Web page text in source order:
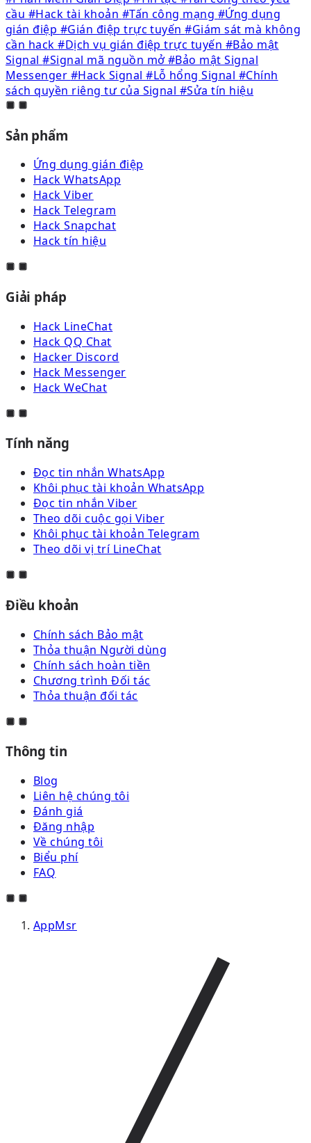
cầu #Hack tài khoản #Tấn công mạng #Ứng dụng
gián điệp #Gián điệp trực tuyến#Giám sát mà không
cần hack#Dịch vụ gián điệp trực tuyến #Bảo mật
Signal#Signal mã nguồn mở#Bảo mật Signal
Messenger #Hack Signal#Lỗ hổng Signal #Chính
sách quyền riêng tư của Signal #Sửa tín hiệu
Sản phẩm
Ứng dụng gián điệp
Hack WhatsApp
Hack Viber
Hack Telegram
Hack Snapchat
Hack tín hiệu
Giải pháp
Hack LineChat
Hack QQ Chat
Hacker Discord
Hack Messenger
Hack WeChat
Tính năng
Đọc tin nhắn WhatsApp
Khôi phục tài khoản WhatsApp
Đọc tin nhắn Viber
Theo dõi cuộc gọi Viber
Khôi phục tài khoản Telegram
Theo dõi vị trí LineChat
Điều khoản
Chính sách Bảo mật
Thỏa thuận Người dùng
Chính sách hoàn tiền
Chương trình Đối tác
Thỏa thuận đối tác
Thông tin
Blog
Liên hệ chúng tôi
Đánh giá
Đăng nhập
Về chúng tôi
Biểu phí
FAQ
AppMsr